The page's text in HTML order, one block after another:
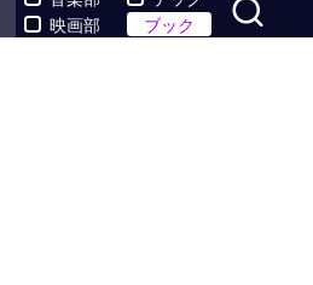
映画部
ブック